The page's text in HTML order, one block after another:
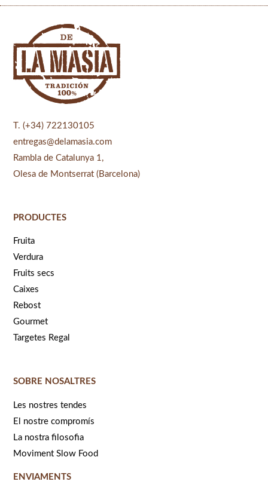
T. (+34) 722130105
entregas@delamasia.com
Rambla de Catalunya 1,
Olesa de Montserrat (Barcelona)
PRODUCTES
Fruita
Verdura
Fruits secs
Caixes
Rebost
Gourmet
Targetes Regal
SOBRE NOSALTRES
Les nostres tendes
El nostre compromís
La nostra filosofia
Moviment Slow Food
ENVIAMENTS